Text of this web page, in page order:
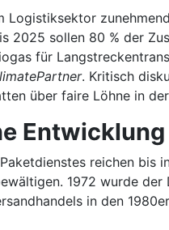
Logistiksektor
2025 sollen 80 % der
für
. Kritisch
über faire Löhne in
Entwicklung
reichen bis
1972 wurde der
in den